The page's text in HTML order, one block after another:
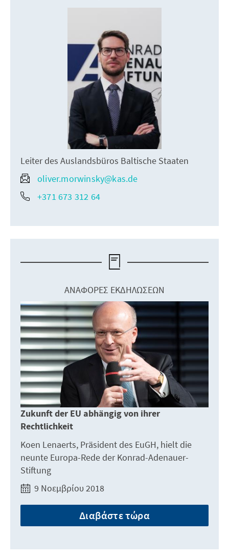
Leiter des Auslandsbüros Baltische Staaten
oliver.morwinsky@kas.de
+371 673 312 64
ΑΝΑΦΟΡΈΣ ΕΚΔΗΛΏΣΕΩΝ
Zukunft der EU abhängig von ihrer
Rechtlichkeit
Koen Lenaerts, Präsident des EuGH, hielt die
neunte Europa-Rede der Konrad-Adenauer-
Stiftung
9 Νοεμβρίου 2018
Διαβάστε τώρα